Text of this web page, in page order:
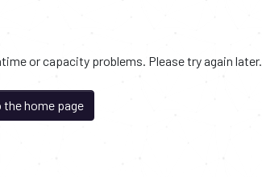
or capacity problems. Please try again later.
the home page